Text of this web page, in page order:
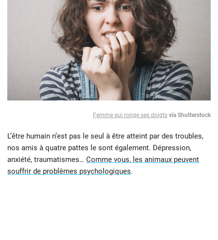
Femme qui ronge ses doigts via Shutterstock
L’être humain n’est pas le seul à être atteint par des troubles,
nos amis à quatre pattes le sont également. Dépression,
anxiété, traumatismes… Comme vous, les animaux peuvent
souffrir de problèmes psychologiques.